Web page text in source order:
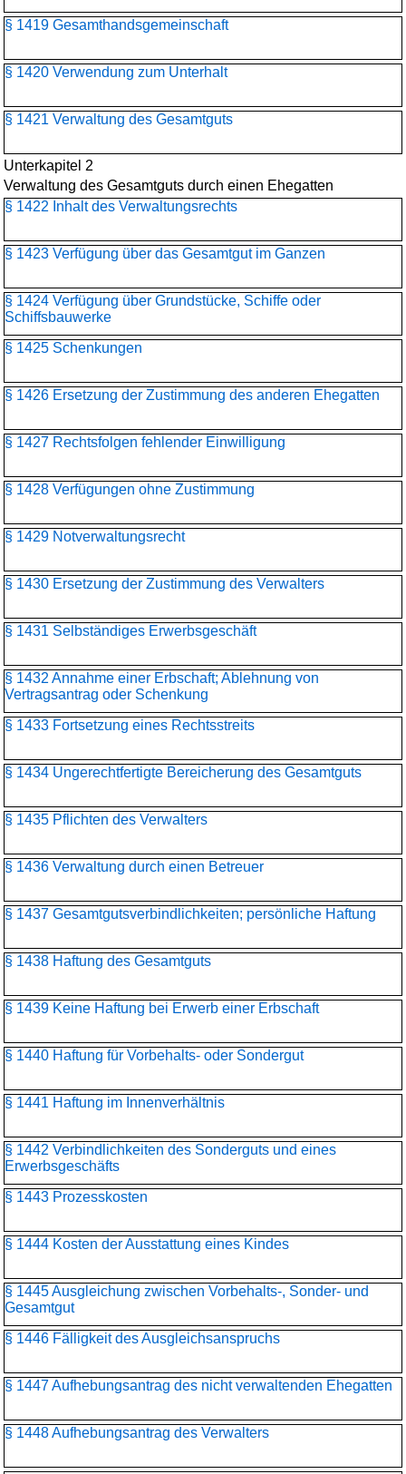
§ 1419 Gesamthandsgemeinschaft
§ 1420 Verwendung zum Unterhalt
§ 1421 Verwaltung des Gesamtguts
Unterkapitel 2
Verwaltung des Gesamtguts durch einen Ehegatten
§ 1422 Inhalt des Verwaltungsrechts
§ 1423 Verfügung über das Gesamtgut im Ganzen
§ 1424 Verfügung über Grundstücke, Schiffe oder
Schiffsbauwerke
§ 1425 Schenkungen
§ 1426 Ersetzung der Zustimmung des anderen Ehegatten
§ 1427 Rechtsfolgen fehlender Einwilligung
§ 1428 Verfügungen ohne Zustimmung
§ 1429 Notverwaltungsrecht
§ 1430 Ersetzung der Zustimmung des Verwalters
§ 1431 Selbständiges Erwerbsgeschäft
§ 1432 Annahme einer Erbschaft; Ablehnung von
Vertragsantrag oder Schenkung
§ 1433 Fortsetzung eines Rechtsstreits
§ 1434 Ungerechtfertigte Bereicherung des Gesamtguts
§ 1435 Pflichten des Verwalters
§ 1436 Verwaltung durch einen Betreuer
§ 1437 Gesamtgutsverbindlichkeiten; persönliche Haftung
§ 1438 Haftung des Gesamtguts
§ 1439 Keine Haftung bei Erwerb einer Erbschaft
§ 1440 Haftung für Vorbehalts- oder Sondergut
§ 1441 Haftung im Innenverhältnis
§ 1442 Verbindlichkeiten des Sonderguts und eines
Erwerbsgeschäfts
§ 1443 Prozesskosten
§ 1444 Kosten der Ausstattung eines Kindes
§ 1445 Ausgleichung zwischen Vorbehalts-, Sonder- und
Gesamtgut
§ 1446 Fälligkeit des Ausgleichsanspruchs
§ 1447 Aufhebungsantrag des nicht verwaltenden Ehegatten
§ 1448 Aufhebungsantrag des Verwalters